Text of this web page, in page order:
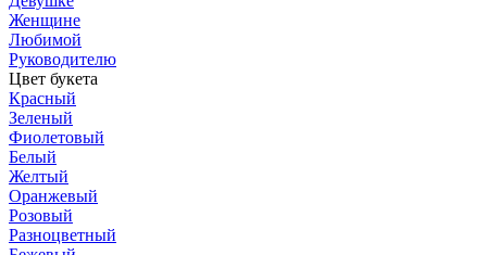
Женщине
Любимой
Руководителю
Цвет букета
Красный
Зеленый
Фиолетовый
Белый
Желтый
Оранжевый
Розовый
Разноцветный